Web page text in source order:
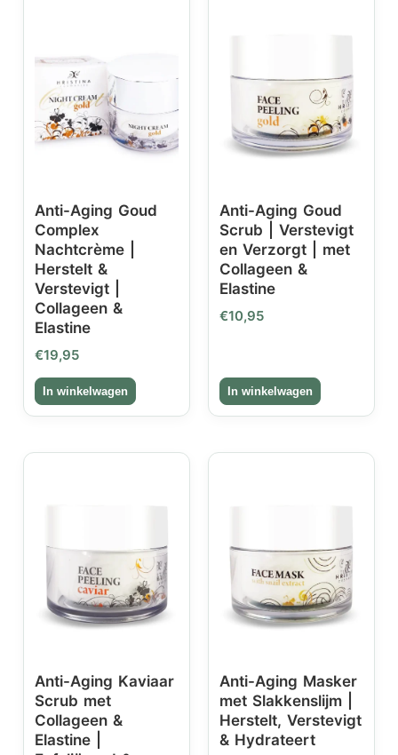
Anti-Aging Goud
Complex
Nachtcrème |
Herstelt &
Verstevigt |
Collageen &
Elastine
€19,95
Anti-Aging Goud
Scrub | Verstevigt
en Verzorgt | met
Collageen &
Elastine
€10,95
Anti-Aging Kaviaar
Scrub met
Collageen &
Elastine |
Anti-Aging Masker
met Slakkenslijm |
Herstelt, Verstevigt
& Hydrateert